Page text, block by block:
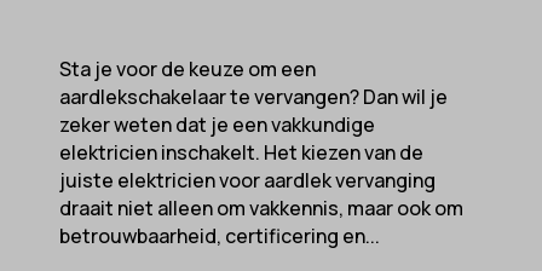
Sta je voor de keuze om een
aardlekschakelaar te vervangen? Dan wil je
zeker weten dat je een vakkundige
elektricien inschakelt. Het kiezen van de
juiste elektricien voor aardlek vervanging
draait niet alleen om vakkennis, maar ook om
betrouwbaarheid, certificering en...